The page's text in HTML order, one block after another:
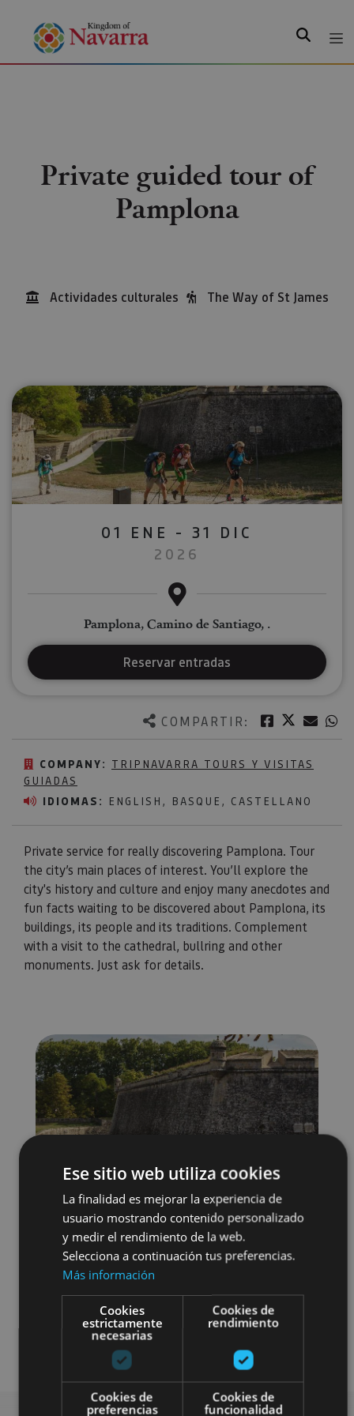
Search
Private guided tour of
Pamplona
Actividades culturales The Way of St James
COMPARTIR: Facebook
Twitter
COMPANY: TRIPNAVARRA TOURS Y VISITAS
GUIADAS
IDIOMAS: ENGLISH, BASQUE, CASTELLANO
Private service for really discovering Pamplona. Tour
the city’s main places of interest. You’ll explore the
city's history and culture and enjoy many anecdotes and
fun facts waiting to be discovered about Pamplona, its
buildings, its people and its traditions. Complement
with a visit to the cathedral, bullring and other
monuments. Just ask for details.
01 ENE - 31 DIC
2026
Pamplona, Camino de Santiago, .
Reservar entradas
Localidades Visitas guiadas
Camino de Santiago
Ese sitio web utiliza cookies
La finalidad es mejorar la experiencia de
usuario mostrando contenido personalizado
y medir el rendimiento de la web.
Selecciona a continuación tus preferencias.
Más información
Cookies
estrictamente
necesarias
Cookies de
rendimiento
Cookies de
preferencias
Cookies de
funcionalidad